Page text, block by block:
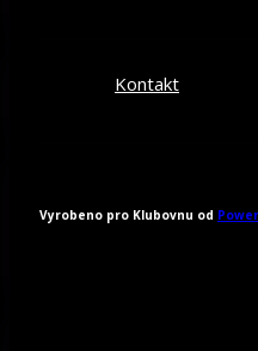
Kontakt
Vyrobeno pro Klubovnu od